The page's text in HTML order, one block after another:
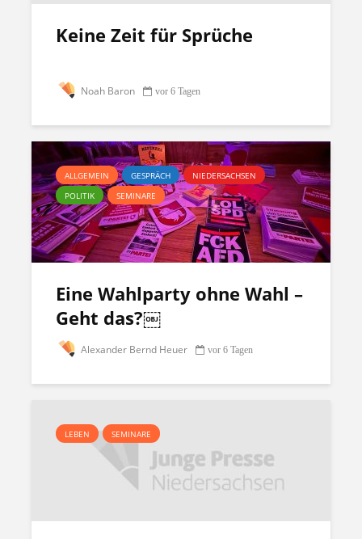
Keine Zeit für Sprüche
Noah Baron vor 6 Tagen
ALLGEMEIN GESPRÄCH
NIEDERSACHSEN
POLITIK
SEMINARE
Eine Wahlparty ohne Wahl –
Geht das?￼
Alexander Bernd Heuer vor 6 Tagen
LEBEN SEMINARE